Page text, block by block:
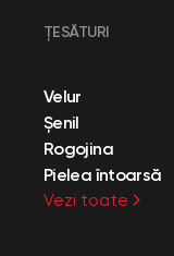
ȚESĂTURI
Velur
Șenil
Rogojina
Pielea întoarsă
Vezi toate